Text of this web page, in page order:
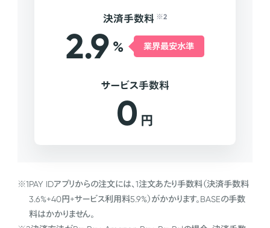
決済手数料 ※2
2.9 % 業界最安水準
サービス手数料
0 円
※1PAY IDアプリからの注文には、1注文あたり手数料（決済手数料
3.6%+40円+サービス利用料5.9%）がかかります。BASEの手数
料はかかりません。